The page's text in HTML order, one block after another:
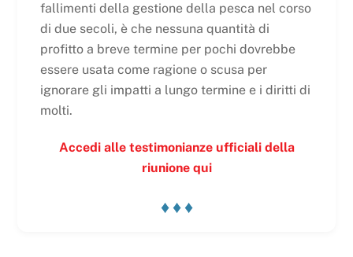
fallimenti della gestione della pesca nel corso
di due secoli, è che nessuna quantità di
profitto a breve termine per pochi dovrebbe
essere usata come ragione o scusa per
ignorare gli impatti a lungo termine e i diritti di
molti.
Accedi alle testimonianze ufficiali della
riunione qui
♦ ♦ ♦